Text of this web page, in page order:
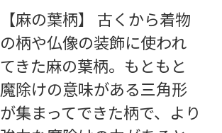
【麻の葉柄】 古くから着物
の柄や仏像の装飾に使われ
てきた麻の葉柄。もともと
魔除けの意味がある三角形
が集まってできた柄で、より